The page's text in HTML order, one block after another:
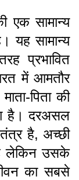
एक सामान्य
यह सामान्य
प्रभावित
में आमतौर
पिता की
है। दरअसल
है, अच्छी
लेकिन उसके
का सबसे